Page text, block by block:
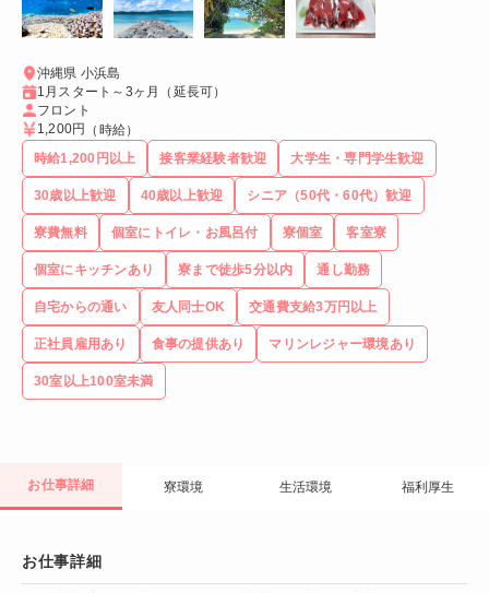
沖縄県 小浜島
1月スタート～3ヶ月（延長可）
フロント
1,200円
（時給）
時給1,200円以上
接客業経験者歓迎 大学生・専門学生歓迎
30歳以上歓迎 40歳以上歓迎 シニア（50代・60代）歓迎
寮費無料 個室にトイレ・お風呂付 寮個室 客室寮
個室にキッチンあり 寮まで徒歩5分以内 通し勤務
自宅からの通い 友人同士OK 交通費支給3万円以上
正社員雇用あり 食事の提供あり マリンレジャー環境あり
30室以上100室未満
お仕事詳細 寮環境 生活環境 福利厚生
お仕事詳細